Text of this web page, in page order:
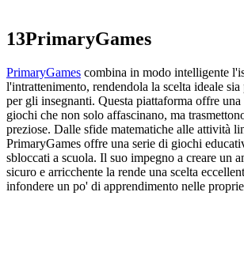
13PrimaryGames
PrimaryGames combina in modo intelligente
l'intrattenimento, rendendola la scelta ideale
per gli insegnanti. Questa piattaforma offre una
giochi che non solo affascinano, ma
preziose. Dalle sfide matematiche alle attività
PrimaryGames offre una serie di giochi
sbloccati a scuola. Il suo impegno a creare un
sicuro e arricchente la rende una scelta
infondere un po' di apprendimento nelle